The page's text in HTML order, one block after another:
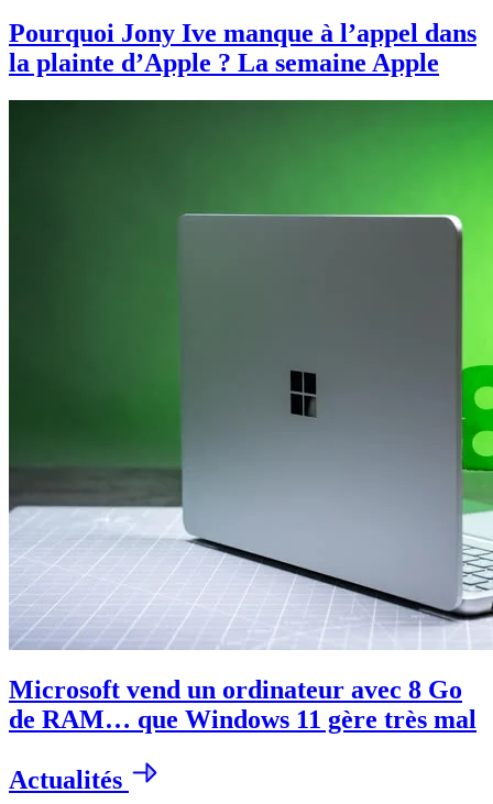
Pourquoi Jony Ive manque à l’appel dans
la plainte d’Apple ? La semaine Apple
Microsoft vend un ordinateur avec 8 Go
de RAM… que Windows 11 gère très mal
Actualités